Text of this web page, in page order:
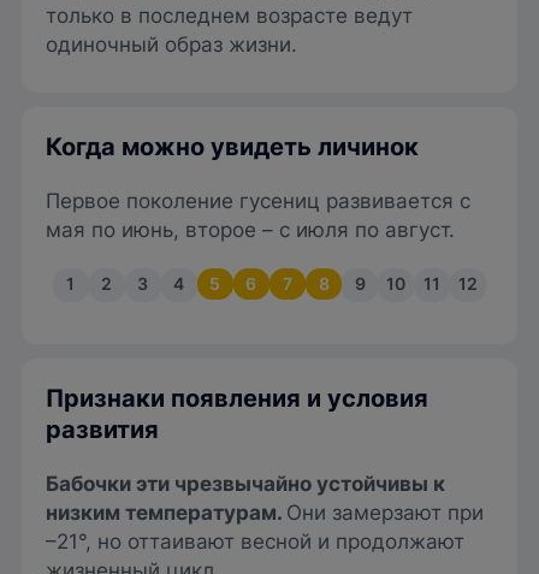
только в последнем возрасте ведут
одиночный образ жизни.
Когда можно увидеть личинок
Первое поколение гусениц развивается с
мая по июнь, второе – с июля по август.
1 2 3 4 5 6 7 8 9 10 11 12
Признаки появления и условия
развития
Бабочки эти чрезвычайно устойчивы к
низким температурам. Они замерзают при
–21°, но оттаивают весной и продолжают